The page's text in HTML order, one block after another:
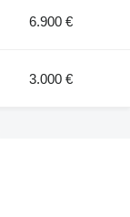
6.900 €
3.000 €